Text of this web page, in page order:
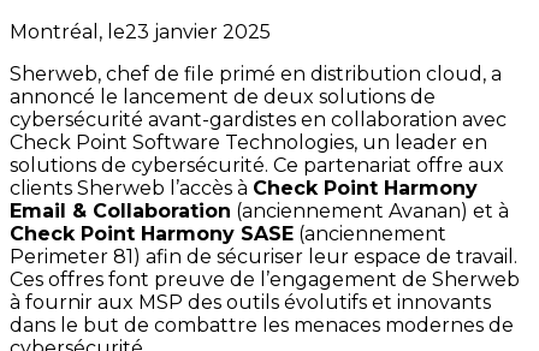
Montréal, le23 janvier 2025
Sherweb, chef de file primé en distribution cloud, a
annoncé le lancement de deux solutions de
cybersécurité avant-gardistes en collaboration avec
Check Point Software Technologies, un leader en
solutions de cybersécurité. Ce partenariat offre aux
clients Sherweb l’accès à Check Point Harmony
Email & Collaboration (anciennement Avanan) et à
Check Point Harmony SASE (anciennement
Perimeter 81) afin de sécuriser leur espace de travail.
Ces offres font preuve de l’engagement de Sherweb
à fournir aux MSP des outils évolutifs et innovants
dans le but de combattre les menaces modernes de